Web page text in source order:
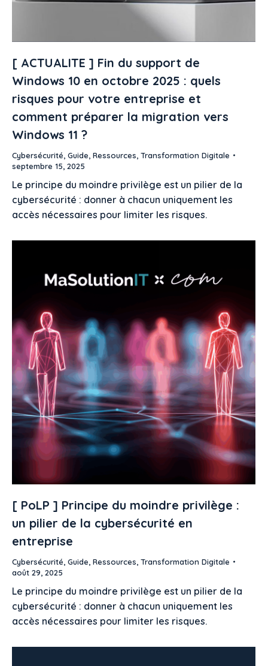
[ ACTUALITE ] Fin du support de
Windows 10 en octobre 2025 : quels
risques pour votre entreprise et
comment préparer la migration vers
Windows 11 ?
Cybersécurité, Guide, Ressources, Transformation Digitale
septembre 15, 2025
Le principe du moindre privilège est un pilier de la
cybersécurité : donner à chacun uniquement les
accès nécessaires pour limiter les risques.
[ PoLP ] Principe du moindre privilège :
un pilier de la cybersécurité en
entreprise
Cybersécurité, Guide, Ressources, Transformation Digitale
août 29, 2025
Le principe du moindre privilège est un pilier de la
cybersécurité : donner à chacun uniquement les
accès nécessaires pour limiter les risques.